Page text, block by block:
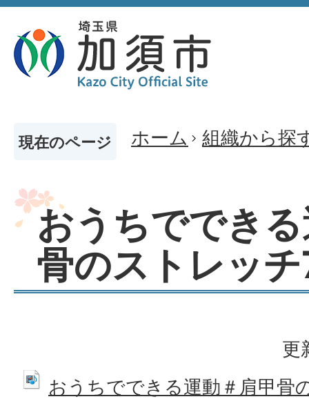
現在のページ ホーム 組織から探
おうちででき
骨のストレッ
更
おうちでできる運動＃肩甲骨